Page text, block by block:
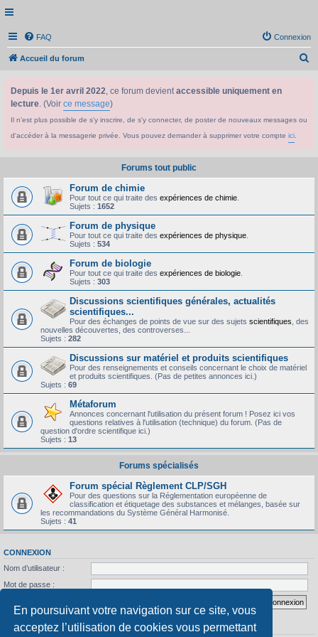
En poursuivant votre navigation sur ce site, vous
acceptez l’utilisation de cookies vous permettant
FAQ Connexion
Accueil du forum
h
Depuis le 1er avril 2022, ce forum devientaccessible uniquement en
lecture. (Voir ce message)
Il n'est plus possible de s'y inscrire, de s'y connecter, de poster de nouveaux messages ou
d'accéder à la messagerie privée. Vous pouvez demander à supprimer votre compte ici
Forums tout public
Forum de chimie
Pour tout ce qui traite des expériences de chimie
Sujets : 1652
Forum de physique
Pour tout ce qui traite des expériences de physique
Sujets : 534
Forum de biologie
Pour tout ce qui traite des expériences de biologie
Sujets : 303
Discussions scientifiques générales, actualités
scientifiques...
Pour des échanges de points de vue sur des sujets scientifiques , des
nouvelles découvertes, des controverses...
Sujets : 282
Discussions sur matériel et produits scientifiques
Pour des renseignements et conseils concernant le choix de matériel
et produits scientifiques. (Pas de petites annonces ici.)
Sujets : 69
Métaforum
Annonces concernant l'utilisation du présent forum ! Posez ici vos
questions relatives à l'utilisation (technique) du forum. (Pas de
question d'ordre scientifique ici.)
Sujets : 13
Forums spécialisés
Forum spécial Règlement CLP/SGH
Pour des questions sur la Réglementation européenne de
classification et étiquetage des substances et mélanges, basée sur
les recommandations du Système Général Harmonisé.
Sujets : 41
CONNEXION
Nom d’utilisateur :
Mot de passe :
STATISTIQUES